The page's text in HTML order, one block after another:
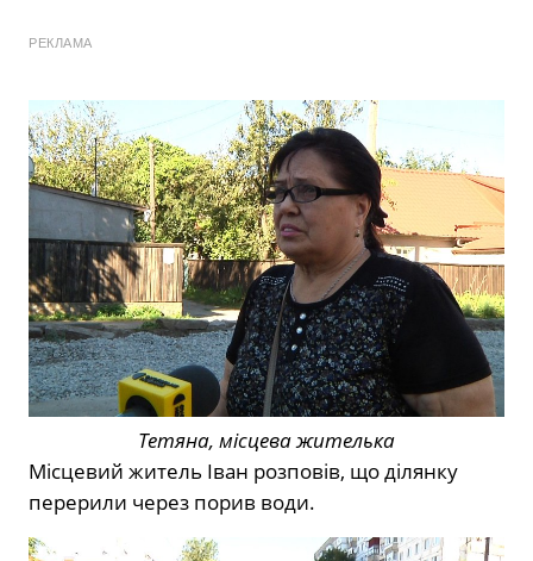
РЕКЛАМА
Тетяна, місцева жителька
Місцевий житель Іван розповів, що ділянку
перерили через порив води.